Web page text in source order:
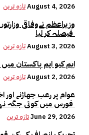
تازہ ترینAugust 4, 2026
وزیراعظم نےوفاقی
تازہ ترینAugust 3, 2026
ایم کیو ایم پاکستان
تازہ ترینAugust 2, 2026
عوام پر رعب جھاڑنے اور
تازہ ترینJune 29, 2026